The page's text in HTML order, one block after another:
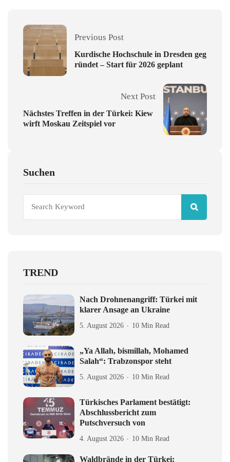
Previous Post
Kurdische Hochschule in Dresden geg
ründet – Start für 2026 geplant
Next Post
Nächstes Treffen in der Türkei: Kiew
wirft Moskau Zeitspiel vor
Suchen
TREND
Nach Drohnenangriff: Türkei mit
klarer Ansage an Ukraine
5. August 2026 10 Min Read
„Ya Allah, bismillah, Mohamed
Salah“: Trabzonspor steht
5. August 2026 10 Min Read
Türkisches Parlament bestätigt:
Abschlussbericht zum
Putschversuch von
4. August 2026 10 Min Read
Waldbrände in der Türkei: